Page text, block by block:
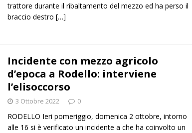
trattore durante il ribaltamento del mezzo ed ha perso il
braccio destro […]
Incidente con mezzo agricolo
d’epoca a Rodello: interviene
l’elisoccorso
3 Ottobre 2022 0
RODELLO Ieri pomeriggio, domenica 2 ottobre, intorno
alle 16 si è verificato un incidente a che ha coinvolto un